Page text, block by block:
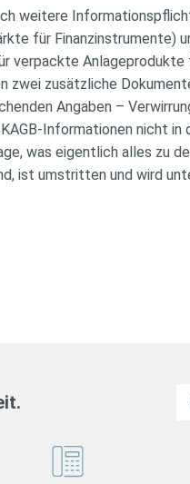
weitere
für Finanzinstrumente)
verpackte
zwei zusätzliche
Angaben –
Informationen nicht
was eigentlich alles zu
ist umstritten und wird